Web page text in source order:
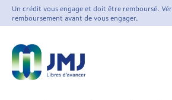
Un crédit vous engage et doit être remboursé.
remboursement avant de vous engager.